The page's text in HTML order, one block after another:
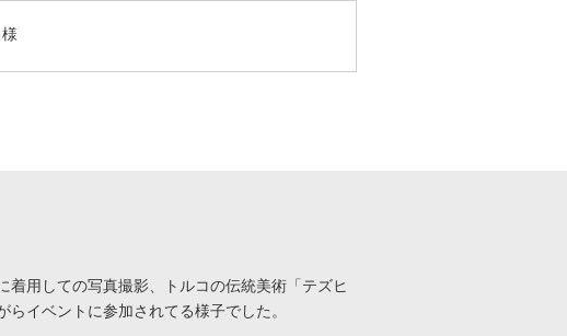
用しての写真撮影、トルコの伝統美術「テズヒ
イベントに参加されてる様子でした。